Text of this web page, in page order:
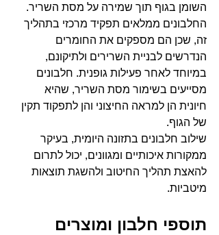
השומן בגוף תוך שמירה על מסת השריר.
החלבונים ממלאים תפקיד מרכזי בתהליך
זה, שכן הם מספקים את החומרים
הנדרשים לבניית השרירים ולתיקונם,
במיוחד לאחר פעילות גופנית. חלבונים
מסייעים בשימור מסת השריר, שהיא
חיונית הן למראה החיצוני והן לתפקוד תקין
של הגוף.
שילוב חלבונים בתזונה היומית, בעיקר
ממקורות איכותיים ומגוונים, יכול לתרום
להאצת תהליך החיטוב ולהשגת תוצאות
מיטביות.
תוספי חלבון ומוצרים